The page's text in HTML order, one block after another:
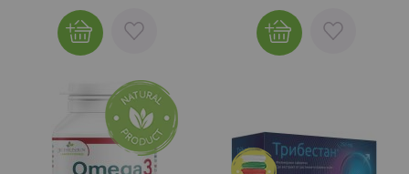
ДОБАВИ
ЛЮБИМИ
ДОБАВИ